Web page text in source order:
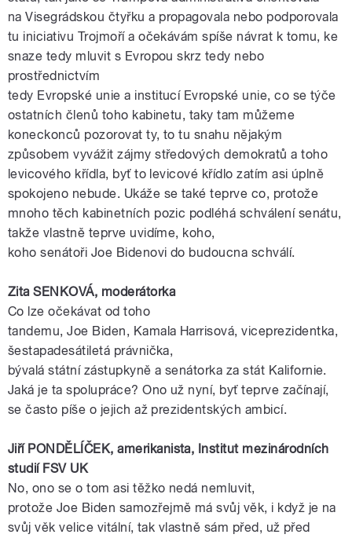
naVisegrádskou čtyřku a propagovala nebo podporovala
tu iniciativu Trojmořía očekávám spíše návrat k tomu, ke
snaze tedy mluvit s Evropou skrz tedy nebo
prostřednictvím
tedy Evropské unie a institucí Evropské unie, co se týče
ostatních členů toho kabinetu, taky tam můžeme
koneckonců pozorovat ty, to tu snahu nějakým
způsobem vyvážit zájmy středových demokratů a toho
levicového křídla, byť to levicové křídlo zatím asi úplně
spokojeno nebude. Ukáže se také teprve co, protože
mnoho těch kabinetních pozic podléhá schválení senátu,
takže vlastně teprve uvidíme, koho,
kohosenátoři Joe Bidenovi do budoucna schválí.
Zita SENKOVÁ, moderátorka
Co lze očekávat od toho
tandemu,Joe Biden, Kamala Harrisová,viceprezidentka,
šestapadesátiletá právnička,
bývalástátní zástupkyně asenátorka zastát Kalifornie.
Jaká je ta spolupráce? Ono už nyní, byť teprve začínají,
se často píše o jejich až prezidentských ambicí.
Jiří PONDĚLÍČEK, amerikanista, Institut mezinárodních
studií FSV UK
No, ono se o tom asi těžko nedá nemluvit,
protože Joe Biden samozřejmě má svůj věk, i když je na
svůj věk velice vitální, tak vlastně sám před, už před